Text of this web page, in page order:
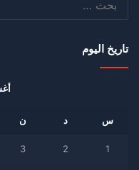
تاريخ اليوم
س د ن
1
2
3